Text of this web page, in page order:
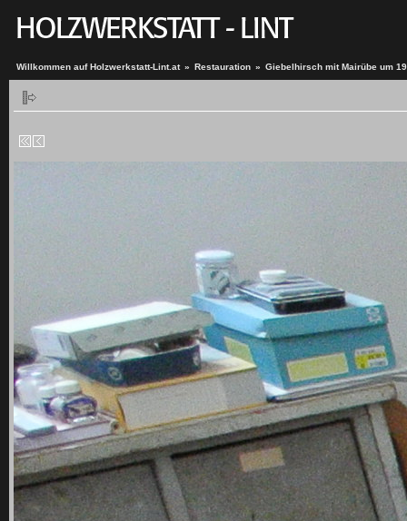
Willkommen auf Holzwerkstatt-Lint.at » Restauration » Giebelhirsch mit Mairübe um